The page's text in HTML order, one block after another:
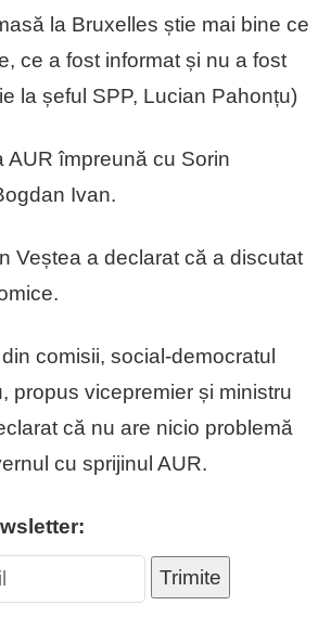
la Bruxelles știe mai bine ce
ce a fost informat și nu a fost
la șeful SPP, Lucian Pahonțu)
AUR împreună cu Sorin
Ivan.
Veștea a declarat că a discutat
comisii, social-democratul
propus vicepremier și ministru
că nu are nicio problemă
cu sprijinul AUR.
Trimite